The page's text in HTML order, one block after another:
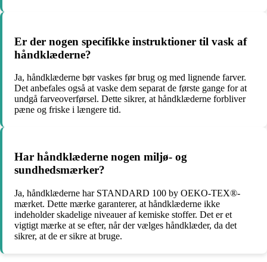
Er der nogen specifikke instruktioner til vask af
håndklæderne?
Ja, håndklæderne bør vaskes før brug og med lignende farver.
Det anbefales også at vaske dem separat de første gange for at
undgå farveoverførsel. Dette sikrer, at håndklæderne forbliver
pæne og friske i længere tid.
Har håndklæderne nogen miljø- og
sundhedsmærker?
Ja, håndklæderne har STANDARD 100 by OEKO-TEX®-
mærket. Dette mærke garanterer, at håndklæderne ikke
indeholder skadelige niveauer af kemiske stoffer. Det er et
vigtigt mærke at se efter, når der vælges håndklæder, da det
sikrer, at de er sikre at bruge.